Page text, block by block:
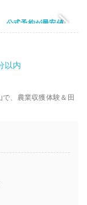
公式予約が最安値
以内
、農業収獲体験＆田